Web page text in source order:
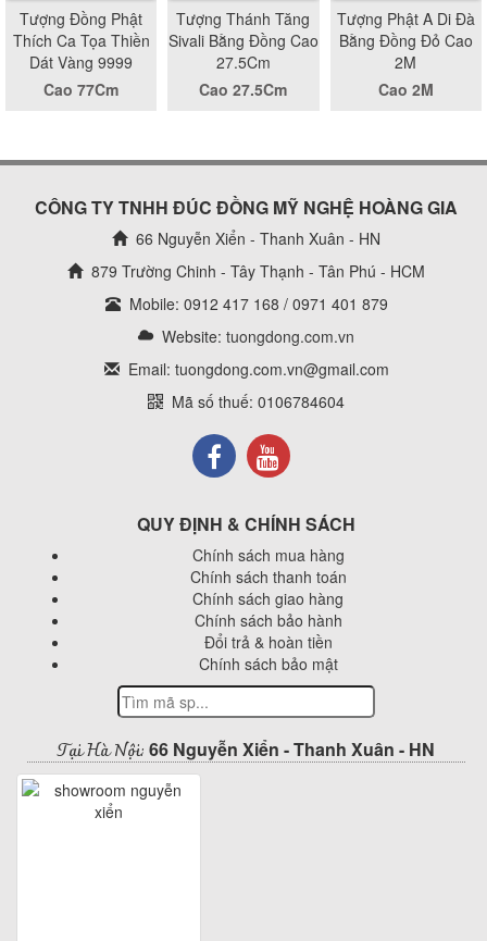
Tượng Đồng Phật
Thích Ca Tọa Thiền
Dát Vàng 9999
Cao 77Cm
Tượng Thánh Tăng
Sivali Bằng Đồng Cao
27.5Cm
Cao 27.5Cm
Tượng Phật A Di Đà
Bằng Đồng Đỏ Cao
2M
Cao 2M
CÔNG TY TNHH ĐÚC ĐỒNG MỸ NGHỆ HOÀNG GIA
66 Nguyễn Xiển - Thanh Xuân - HN
879 Trường Chinh - Tây Thạnh - Tân Phú - HCM
Mobile: 0912 417 168 / 0971 401 879
Website: tuongdong.com.vn
Email: tuongdong.com.vn@gmail.com
Mã số thuế: 0106784604
QUY ĐỊNH & CHÍNH SÁCH
Chính sách mua hàng
Chính sách thanh toán
Chính sách giao hàng
Chính sách bảo hành
Đổi trả & hoàn tiền
Chính sách bảo mật
Tại Hà Nội: 66 Nguyễn Xiển - Thanh Xuân - HN